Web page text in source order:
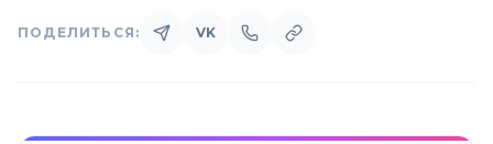
ПОДЕЛИТЬСЯ: VK